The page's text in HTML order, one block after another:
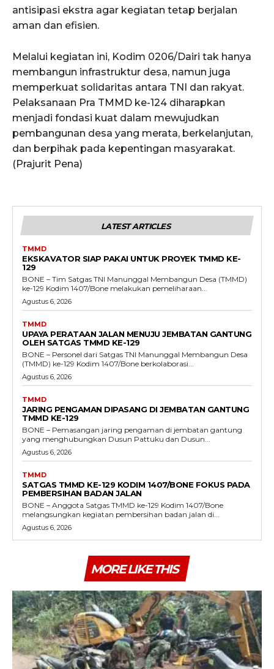
antisipasi ekstra agar kegiatan tetap berjalan
aman dan efisien.
Melalui kegiatan ini, Kodim 0206/Dairi tak hanya
membangun infrastruktur desa, namun juga
memperkuat solidaritas antara TNI dan rakyat.
Pelaksanaan Pra TMMD ke-124 diharapkan
menjadi fondasi kuat dalam mewujudkan
pembangunan desa yang merata, berkelanjutan,
dan berpihak pada kepentingan masyarakat.
(Prajurit Pena)
LATEST ARTICLES
TMMD
EKSKAVATOR SIAP PAKAI UNTUK PROYEK TMMD KE-
129
BONE – Tim Satgas TNI Manunggal Membangun Desa (TMMD)
ke-129 Kodim 1407/Bone melakukan pemeliharaan...
Agustus 6, 2026
TMMD
UPAYA PERATAAN JALAN MENUJU JEMBATAN GANTUNG
OLEH SATGAS TMMD KE-129
BONE – Personel dari Satgas TNI Manunggal Membangun Desa
(TMMD) ke-129 Kodim 1407/Bone berkolaborasi...
Agustus 6, 2026
TMMD
JARING PENGAMAN DIPASANG DI JEMBATAN GANTUNG
TMMD KE-129
BONE – Pemasangan jaring pengaman di jembatan gantung
yang menghubungkan Dusun Pattuku dan Dusun...
Agustus 6, 2026
TMMD
SATGAS TMMD KE-129 KODIM 1407/BONE FOKUS PADA
PEMBERSIHAN BADAN JALAN
BONE – Anggota Satgas TMMD ke-129 Kodim 1407/Bone
melangsungkan kegiatan pembersihan badan jalan di...
Agustus 6, 2026
MORE LIKE THIS